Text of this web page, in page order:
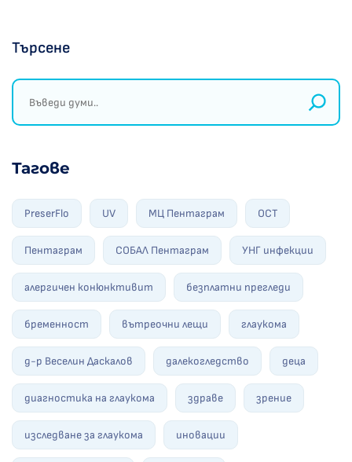
Търсене
Тагове
PreserFlo UV МЦ Пентаграм ОСТ
Пентаграм СОБАЛ Пентаграм УНГ инфекции
алергичен конюнктивит безплатни прегледи
бременност вътреочни лещи глаукома
д-р Веселин Даскалов далекогледство деца
диагностика на глаукома здраве зрение
изследване за глаукома иновации